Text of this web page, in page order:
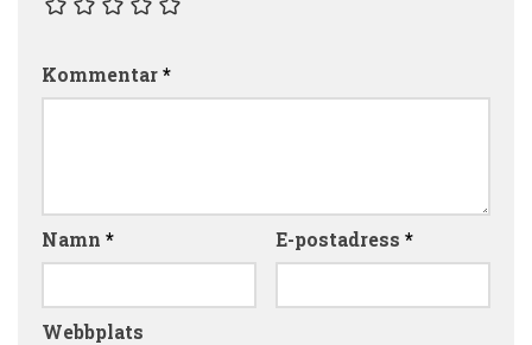
Kommentar*
Namn * E-postadress *
Webbplats